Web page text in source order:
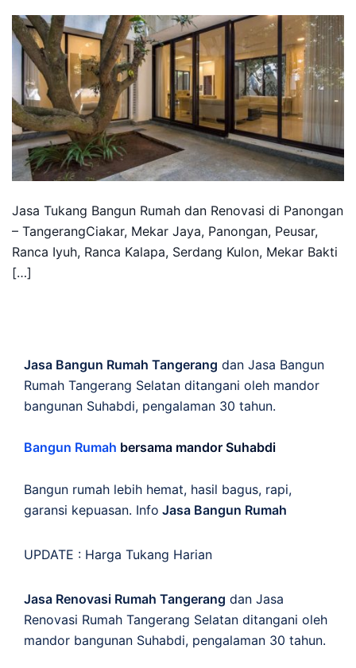
Jasa Tukang Bangun Rumah dan Renovasi di Panongan
– TangerangCiakar, Mekar Jaya, Panongan, Peusar,
Ranca Iyuh, Ranca Kalapa, Serdang Kulon, Mekar Bakti
[…]
Jasa Bangun Rumah Tangerang dan Jasa Bangun
Rumah Tangerang Selatan ditangani oleh mandor
bangunan Suhabdi, pengalaman 30 tahun.
Bangun Rumah bersama mandor Suhabdi
Bangun rumah lebih hemat, hasil bagus, rapi,
garansi kepuasan. Info Jasa Bangun Rumah
UPDATE : Harga Tukang Harian
Jasa Renovasi Rumah Tangerang dan Jasa
Renovasi Rumah Tangerang Selatan ditangani oleh
mandor bangunan Suhabdi, pengalaman 30 tahun.